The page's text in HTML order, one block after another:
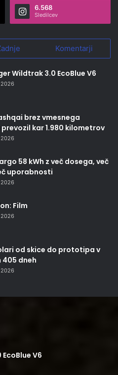
6.568
Sledilcev
Komentarji
Wildtrak 3.0 EcoBlue V6
brez vmesnega
kar 1.980 kilometrov
58 kWh z več dosega, več
uporabnosti
Film
od skice do prototipa v
405 dneh
V6